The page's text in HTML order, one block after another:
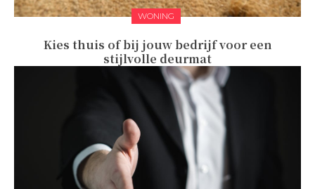
WONING
Kies thuis of bij jouw bedrijf voor een
stijlvolle deurmat